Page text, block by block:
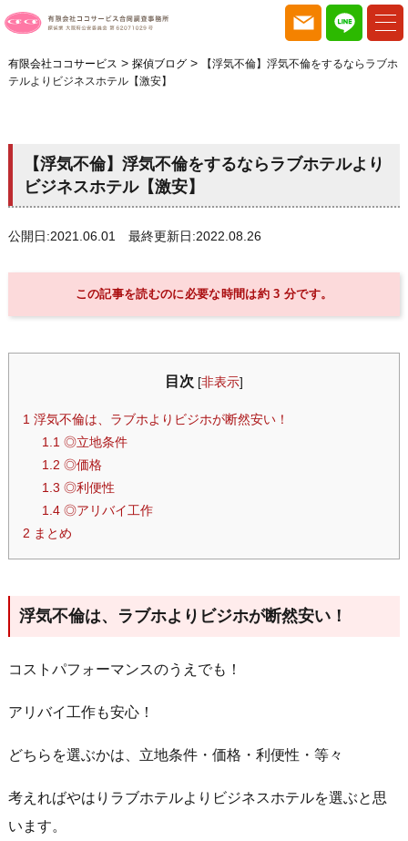
有限会社ココサービス > 探偵ブログ>
【浮気不倫】浮気不倫をするならラブホ
テルよりビジネスホテル【激安】
【浮気不倫】浮気不倫をするならラブホテルより
ビジネスホテル【激安】
公開日:2021.06.01 最終更新日:2022.08.26
この記事を読むのに必要な時間は約 3 分です。
目次 [非表示]
1浮気不倫は、ラブホよりビジホが断然安い！
1.1◎立地条件
1.2 ◎価格
1.3 ◎利便性
1.4◎アリバイ工作
2 まとめ
浮気不倫は、ラブホよりビジホが断然安い！
コストパフォーマンスのうえでも！
アリバイ工作も安心！
どちらを選ぶかは、立地条件・価格・利便性・等々
考えればやはりラブホテルよりビジネスホテルを選ぶと思
います。